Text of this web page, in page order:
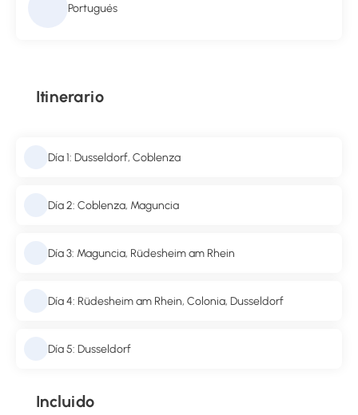
Portugués
Itinerario
Día 1: Dusseldorf, Coblenza
Día 2: Coblenza, Maguncia
Día 3: Maguncia, Rüdesheim am Rhein
Día 4: Rüdesheim am Rhein, Colonia, Dusseldorf
Día 5: Dusseldorf
Incluido